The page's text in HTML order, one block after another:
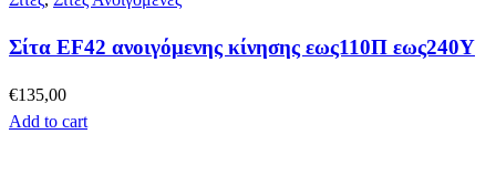
Σίτα EF42 ανοιγόμενης κίνησης εως110Π εως240Υ
€135,00
Add to cart